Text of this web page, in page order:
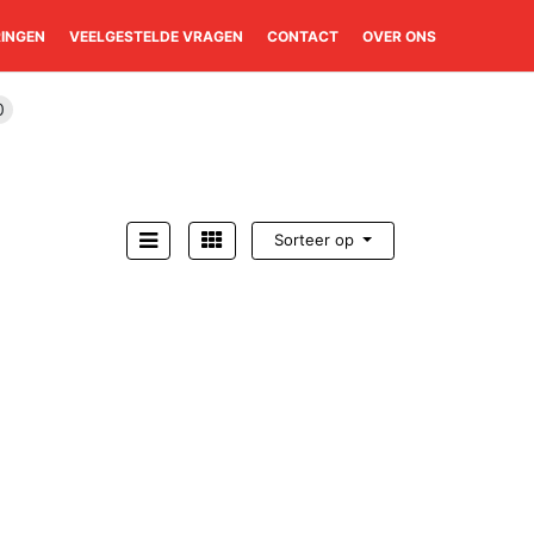
VEELGESTELDE VRAGEN CONTACT OVER ONS
Sorteer op